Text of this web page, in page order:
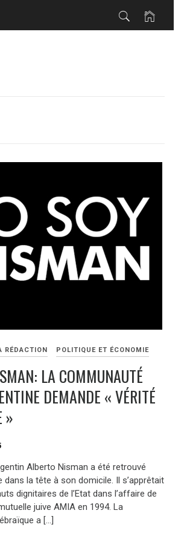
RÉDACTION POLITIQUE ET ÉCONOMIE
LA COMMUNAUTÉ
DEMANDE « VÉRITÉ
»
Alberto Nisman a été retrouvé
dans la tête à son domicile. Il s’apprêtait
dignitaires de l’Etat dans l’affaire de
juive AMIA en 1994. La
a […]